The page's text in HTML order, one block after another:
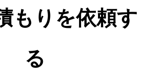
もりを依頼す
る